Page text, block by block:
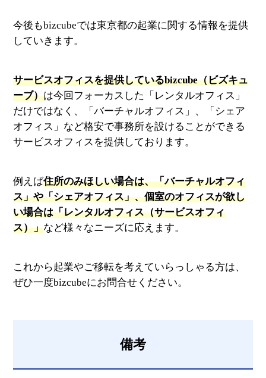
今後もbizcubeでは東京都の起業に関する情報を提供
していきます。
サービスオフィスを提供しているbizcube（ビズキュ
ーブ）は今回フォーカスした「レンタルオフィス」
だけではなく、「バーチャルオフィス」、「シェア
オフィス」など格安で事務所を設けることができる
サービスオフィスを提供しております。
例えば住所のみほしい場合は、「バーチャルオフィ
ス」や「シェアオフィス」、個室のオフィスが欲し
い場合は「レンタルオフィス（サービスオフィ
ス）」など様々なニーズに応えます。
これから起業やご移転を考えていらっしゃる方は、
ぜひ一度bizcubeにお問合せください。
備考